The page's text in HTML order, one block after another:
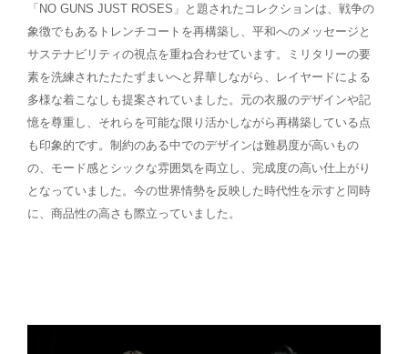
「NO GUNS JUST ROSES」と題されたコレクションは、戦争の
象徴でもあるトレンチコートを再構築し、平和へのメッセージと
サステナビリティの視点を重ね合わせています。ミリタリーの要
素を洗練されたたたずまいへと昇華しながら、レイヤードによる
多様な着こなしも提案されていました。元の衣服のデザインや記
憶を尊重し、それらを可能な限り活かしながら再構築している点
も印象的です。制約のある中でのデザインは難易度が高いもの
の、モード感とシックな雰囲気を両立し、完成度の高い仕上がり
となっていました。今の世界情勢を反映した時代性を示すと同時
に、商品性の高さも際立っていました。